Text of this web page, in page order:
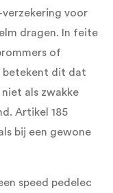
verzekering voor
dragen. In feite
of
betekent dit dat
niet als zwakke
Artikel 185
bij een gewone
speed pedelec